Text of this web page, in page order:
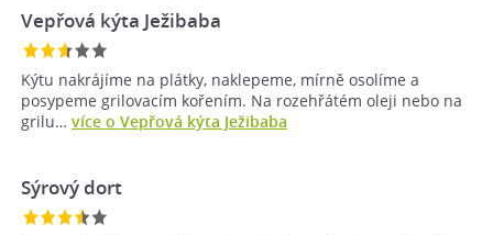
Vepřová kýta Ježibaba
Kýtu nakrájíme na plátky, naklepeme, mírně osolíme a
posypeme grilovacím kořením. Na rozehřátém oleji nebo na
grilu… více o Vepřová kýta Ježibaba
Sýrový dort